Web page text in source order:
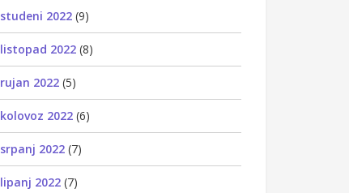
studeni 2022 (9)
listopad 2022 (8)
rujan 2022 (5)
kolovoz 2022 (6)
srpanj 2022 (7)
lipanj 2022 (7)